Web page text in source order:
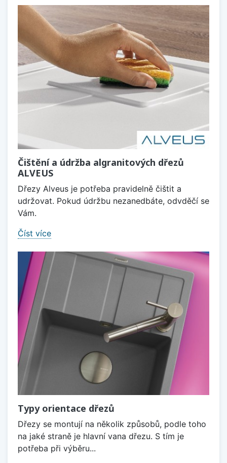
Čištění a údržba algranitových dřezů
ALVEUS
Dřezy Alveus je potřeba pravidelně čištit a
udržovat. Pokud údržbu nezanedbáte, odvděčí se
Vám.
Číst více
Typy orientace dřezů
Dřezy se montují na několik způsobů, podle toho
na jaké straně je hlavní vana dřezu. S tím je
potřeba při výběru...